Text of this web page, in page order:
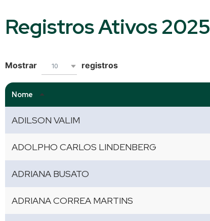
Registros Ativos 2025
Mostrar 10 registros
Nome
ADILSON VALIM
ADOLPHO CARLOS LINDENBERG
ADRIANA BUSATO
ADRIANA CORREA MARTINS